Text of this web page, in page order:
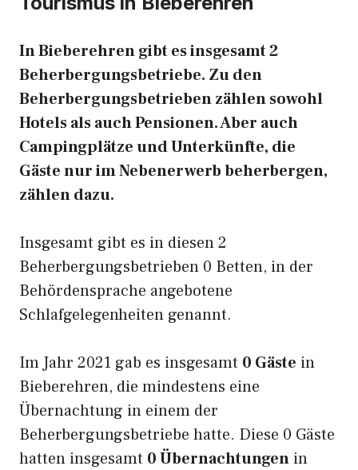
In Bieberehren gibt es insgesamt 2
Beherbergungsbetriebe. Zu den
Beherbergungsbetrieben zählen sowohl
Hotels als auch Pensionen. Aber auch
Campingplätze und Unterkünfte, die
Gäste nur im Nebenerwerb beherbergen,
zählen dazu.
Insgesamt gibt es in diesen 2
Beherbergungsbetrieben 0 Betten, in der
Behördensprache angebotene
Schlafgelegenheiten genannt.
Im Jahr 2021 gab es insgesamt 0 Gäste in
Bieberehren, die mindestens eine
Übernachtung in einem der
Beherbergungsbetriebe hatte. Diese 0 Gäste
hatten insgesamt 0 Übernachtungen in